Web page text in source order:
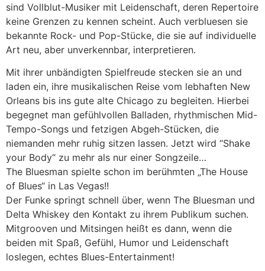
sind Vollblut-Musiker mit Leidenschaft, deren Repertoire
keine Grenzen zu kennen scheint. Auch verbluesen sie
bekannte Rock- und Pop-Stücke, die sie auf individuelle
Art neu, aber unverkennbar, interpretieren.
Mit ihrer unbändigten Spielfreude stecken sie an und
laden ein, ihre musikalischen Reise vom lebhaften New
Orleans bis ins gute alte Chicago zu begleiten. Hierbei
begegnet man gefühlvollen Balladen, rhythmischen Mid-
Tempo-Songs und fetzigen Abgeh-Stücken, die
niemanden mehr ruhig sitzen lassen. Jetzt wird “Shake
your Body“ zu mehr als nur einer Songzeile…
The Bluesman spielte schon im berühmten „The House
of Blues“ in Las Vegas!!
Der Funke springt schnell über, wenn The Bluesman und
Delta Whiskey den Kontakt zu ihrem Publikum suchen.
Mitgrooven und Mitsingen heißt es dann, wenn die
beiden mit Spaß, Gefühl, Humor und Leidenschaft
loslegen, echtes Blues-Entertainment!